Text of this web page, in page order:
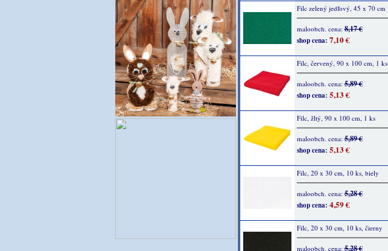
Filc zelený jedľový, 45 x 70 cm
maloobch. cena:8,17 €
shop cena: 7,10 €
Filc, červený, 90 x 100 cm, 1 ks
maloobch. cena:5,89 €
shop cena: 5,13 €
Filc, žltý, 90 x 100 cm, 1 ks
maloobch. cena:5,89 €
shop cena: 5,13 €
Filc, 20 x 30 cm, 10 ks, biely
maloobch. cena:5,28 €
shop cena: 4,59 €
Filc, 20 x 30 cm, 10 ks, čierny
maloobch. cena:5,28 €